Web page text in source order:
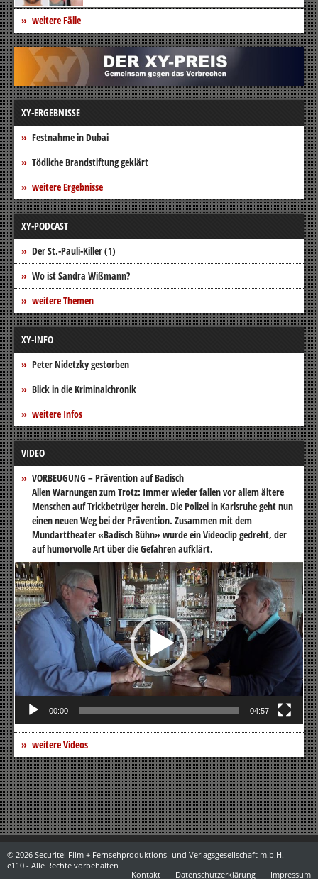
weitere Fälle
XY-ERGEBNISSE
Festnahme in Dubai
Tödliche Brandstiftung geklärt
weitere Ergebnisse
XY-PODCAST
Der St.-Pauli-Killer (1)
Wo ist Sandra Wißmann?
weitere Themen
XY-INFO
Peter Nidetzky gestorben
Blick in die Kriminalchronik
weitere Infos
VIDEO
VORBEUGUNG – Prävention auf Badisch
Allen Warnungen zum Trotz: Immer wieder fallen vor allem ältere
Menschen auf Trickbetrüger herein. Die Polizei in Karlsruhe geht nun
einen neuen Weg bei der Prävention. Zusammen mit dem
Mundarttheater «Badisch Bühn» wurde ein Videoclip gedreht, der
auf humorvolle Art über die Gefahren aufklärt.
Video-
Player
00:00 04:57
weitere Videos
© 2026 Securitel Film + Fernsehproduktions- und Verlagsgesellschaft m.b.H.
e110 - Alle Rechte vorbehalten
Kontakt
Datenschutzerklärung Impressum